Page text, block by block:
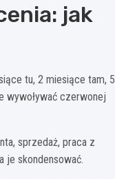
jak
tu, 2 miesiące tam, 5
wywoływać czerwonej
sprzedaż, praca z
je skondensować.